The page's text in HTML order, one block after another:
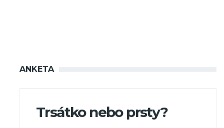
ANKETA
Trsátko nebo prsty?